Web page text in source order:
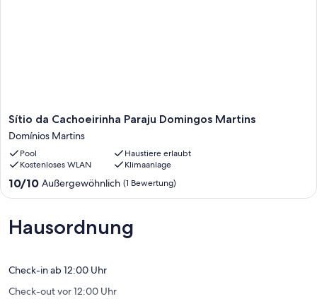
Sítio
da
Cachoeirinha
Paraju
Domingos
Martins
Sítio da Cachoeirinha Paraju Domingos Martins
Domínios Martins
Pool
Haustiere erlaubt
Kostenloses WLAN
Klimaanlage
10.0
von
Außergewöhnlich,
(1
10/10 Außergewöhnlich (1 Bewertung)
Hausordnung
Check-in ab 12:00 Uhr
Check-out vor 12:00 Uhr